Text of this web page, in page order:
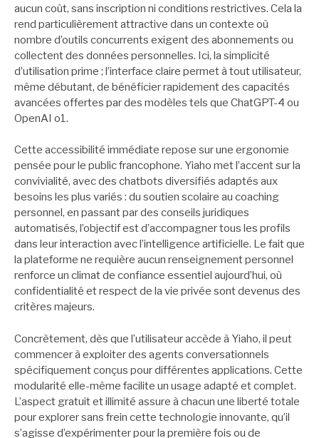
aucun coût, sans inscription ni conditions restrictives. Cela la
rend particulièrement attractive dans un contexte où
nombre d’outils concurrents exigent des abonnements ou
collectent des données personnelles. Ici, la simplicité
d’utilisation prime ; l’interface claire permet à tout utilisateur,
même débutant, de bénéficier rapidement des capacités
avancées offertes par des modèles tels que ChatGPT-4 ou
OpenAI o1.
Cette accessibilité immédiate repose sur une ergonomie
pensée pour le public francophone. Yiaho met l’accent sur la
convivialité, avec des chatbots diversifiés adaptés aux
besoins les plus variés : du soutien scolaire au coaching
personnel, en passant par des conseils juridiques
automatisés, l’objectif est d’accompagner tous les profils
dans leur interaction avec l’intelligence artificielle. Le fait que
la plateforme ne requière aucun renseignement personnel
renforce un climat de confiance essentiel aujourd’hui, où
confidentialité et respect de la vie privée sont devenus des
critères majeurs.
Concrètement, dès que l’utilisateur accède à Yiaho, il peut
commencer à exploiter des agents conversationnels
spécifiquement conçus pour différentes applications. Cette
modularité elle-même facilite un usage adapté et complet.
L’aspect gratuit et illimité assure à chacun une liberté totale
pour explorer sans frein cette technologie innovante, qu’il
s’agisse d’expérimenter pour la première fois ou de